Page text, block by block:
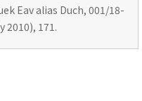
Eav alias Duch, 001/18-
2010), 171.